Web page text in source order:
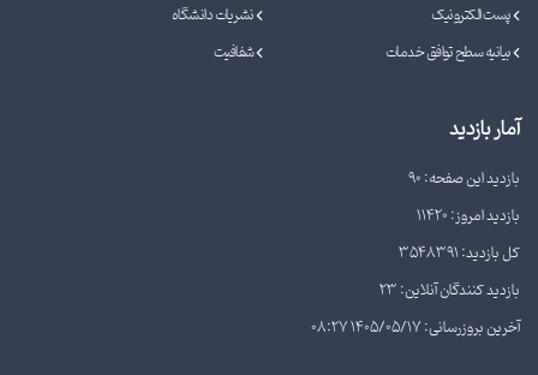
پست الکترونیک
نشریات دانشگاه
بیانیه سطح توافق خدمات
شفافیت
آمار بازدید
بازدید این صفحه: 90
بازدید امروز: 11420
کل بازدید: 3548391
بازدید کنندگان آنلاین: 23
آخرین بروزرسانی: 1405/05/17 08:27